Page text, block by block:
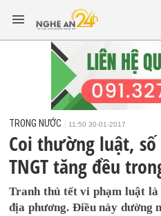
TRONG NƯỚC 11:50 30-01-2017
Coi thường luật,
TNGT tăng đều
Tranh thủ tết vi phạm luật
địa phương. Điều này dường